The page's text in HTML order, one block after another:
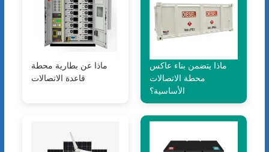
ماذا عن بطارية محطة
قاعدة الاتصالات
ماذا يتضمن بناء عاكس
محطة الاتصالات
الأساسية؟